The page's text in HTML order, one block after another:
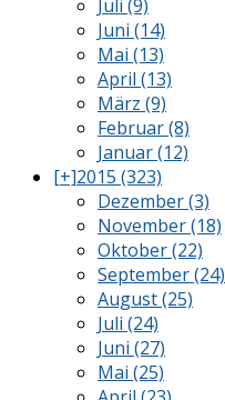
Juli (9)
Juni (14)
Mai (13)
April (13)
März (9)
Februar (8)
Januar (12)
[+]2015 (323)
Dezember (3)
November (18)
Oktober (22)
September (24)
August (25)
Juli (24)
Juni (27)
Mai (25)